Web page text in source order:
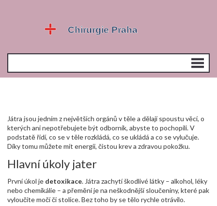
Játra jsou jedním z největších orgánů v těle a dělají spoustu věcí, o
kterých ani nepotřebujete být odborník, abyste to pochopili. V
podstatě řídí, co se v těle rozkládá, co se ukládá a co se vylučuje.
Díky tomu můžete mít energii, čistou krev a zdravou pokožku.
Hlavní úkoly jater
První úkol je detoxikace. Játra zachytí škodlivé látky – alkohol, léky
nebo chemikálie – a přemění je na neškodnější sloučeniny, které pak
vyloučíte močí či stolice. Bez toho by se tělo rychle otrávilo.